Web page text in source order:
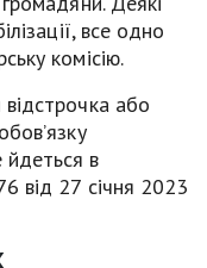
все одно
комісію.
або
в
від 27 січня 2023